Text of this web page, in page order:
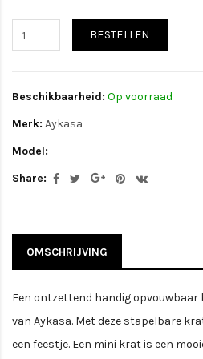
BESTELLEN
Beschikbaarheid: Op voorraad
Merk: Aykasa
Model:
Share:
OMSCHRIJVING
Een ontzettend handig opvouwbaar
van Aykasa. Met deze stapelbare
een feestje. Een mini krat is een